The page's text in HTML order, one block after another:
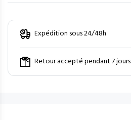
Expédition sous 24/48h
Retour accepté pendant 7 jours